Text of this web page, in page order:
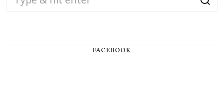
FACEBOOK